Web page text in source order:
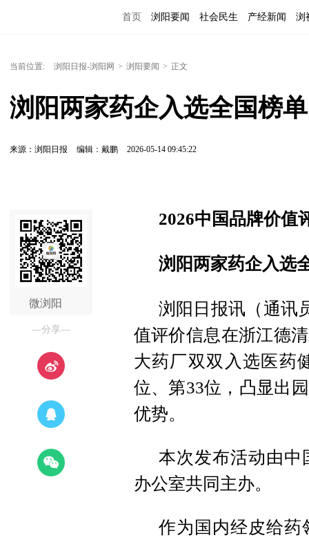
首页 浏阳要闻 社会民生 产经新闻 浏
当前位置: 浏阳日报-浏阳网 > 浏阳要闻 > 正文
浏阳两家药企入选全国榜单
来源：浏阳日报 编辑：戴鹏 2026-05-14 09:45:22
微浏阳
—分享—
2026中国品牌价值
浏阳两家药企入选
浏阳日报讯（通讯
值评价信息在浙江德
大药厂双双入选医药
位、第33位，凸显出
优势。
本次发布活动由中
办公室共同主办。
作为国内经皮给药